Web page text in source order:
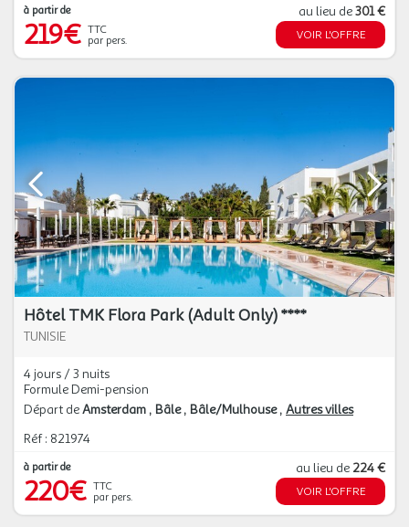
à partir de
219€ TTC
par pers.
au lieu de301 €
VOIR L'OFFRE
Hôtel TMK Flora Park (Adult Only) ****
TUNISIE
4 jours / 3 nuits
Formule Demi-pension
Départ deAmsterdam Bâle Bâle/Mulhouse Autres villes
Réf : 821974
à partir de
220€ TTC
par pers.
au lieu de 224 €
VOIR L'OFFRE